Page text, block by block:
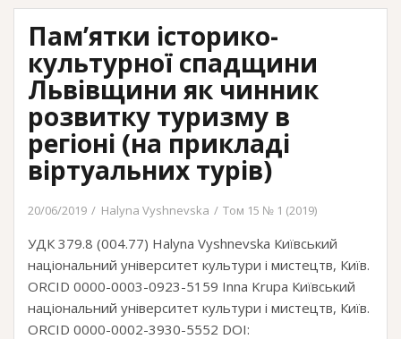
балетної
вистави
першій
половині
XX
століття
Пам’ятки історико-
культурної спадщини
Львівщини як чинник
розвитку туризму в
регіоні (на прикладі
віртуальних турів)
20/06/2019 Halyna Vyshnevska Том 15 № 1 (2019)
УДК 379.8 (004.77) Hаlynа Vyshnevskа Київський
національний університет культури і мистецтв, Київ.
ORCID 0000-0003-0923-5159 Іnnа Krupа Київський
національний університет культури і мистецтв, Київ.
ORCID 0000-0002-3930-5552 DOI: